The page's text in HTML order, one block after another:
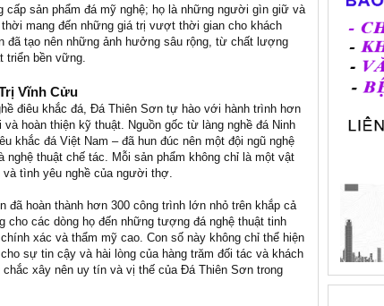
sản phẩm đá mỹ nghệ; họ là những người gìn giữ và
mang đến những giá trị vượt thời gian cho khách
đã tạo nên những ảnh hưởng sâu rộng, từ chất lượng
triển bền vững.
Vĩnh Cửu
điêu khắc đá, Đá Thiên Sơn tự hào với hành trình hơn
hoàn thiện kỹ thuật. Nguồn gốc từ làng nghề đá Ninh
khắc đá Việt Nam – đã hun đúc nên một đội ngũ nghệ
thuật chế tác. Mỗi sản phẩm không chỉ là một vật
tình yêu nghề của người thợ.
hoàn thành hơn 300 công trình lớn nhỏ trên khắp cả
các dòng họ đến những tượng đá nghệ thuật tinh
xác và thẩm mỹ cao. Con số này không chỉ thể hiện
sự tin cậy và hài lòng của hàng trăm đối tác và khách
xây nên uy tín và vị thế của Đá Thiên Sơn trong